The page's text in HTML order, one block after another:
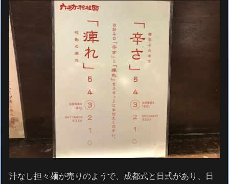
汁なし担々麺が売りのようで、成都式と日式があり、日